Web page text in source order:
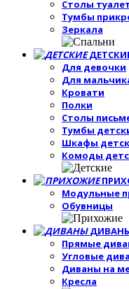
Столы
Тумбы
Зеркала
Для девочки
Для
Кровати
Полки
Столы
Тумбы
Шкафы
Комоды
Модульные
Обувницы
Прямые
Угловые
Диваны на
Кресла